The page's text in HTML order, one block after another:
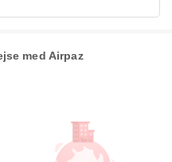
med Airpaz